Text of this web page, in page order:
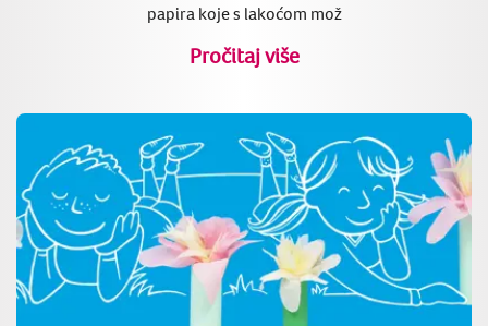
papira koje s lakoćom mož
Pročitaj više